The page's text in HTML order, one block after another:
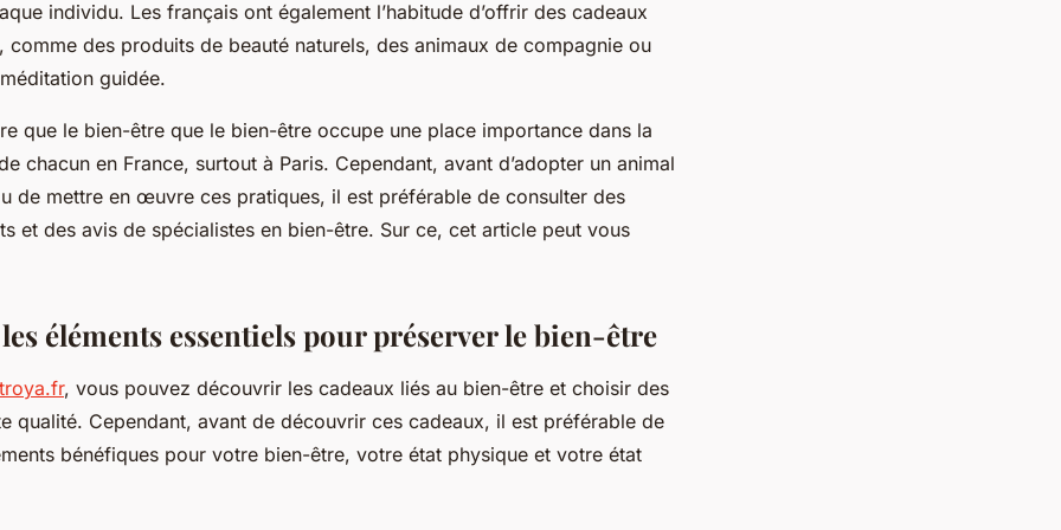
individu. Les français ont également l’habitude d’offrir des cadeaux
comme des produits de beauté naturels, des animaux de compagnie ou
guidée.
que le bien-être que le bien-être occupe une place importance dans la
chacun en France, surtout à Paris. Cependant, avant d’adopter un animal
de mettre en œuvre ces pratiques, il est préférable de consulter des
et des avis de spécialistes en bien-être. Sur ce, cet article peut vous
éléments essentiels pour préserver le bien-être
, vous pouvez découvrir les cadeaux liés au bien-être et choisir des
qualité. Cependant, avant de découvrir ces cadeaux, il est préférable de
bénéfiques pour votre bien-être, votre état physique et votre état